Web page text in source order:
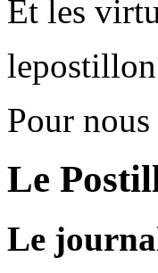
Et les
Pour
Le
Le